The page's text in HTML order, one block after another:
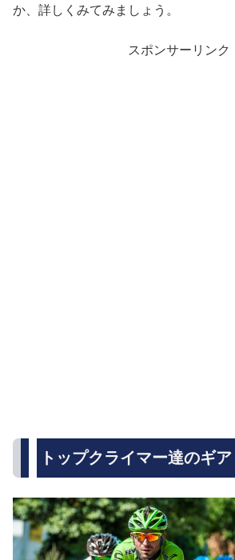
か、詳しくみてみましょう。
スポンサーリンク
トップクライマー達のギア